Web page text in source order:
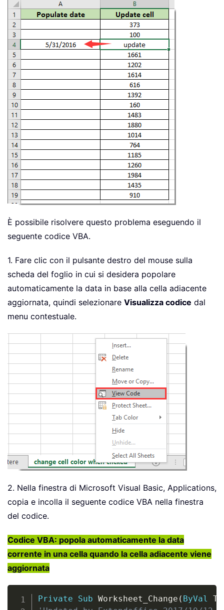
È possibile risolvere questo problema eseguendo il
seguente codice VBA.
1. Fare clic con il pulsante destro del mouse sulla
scheda del foglio in cui si desidera popolare
automaticamente la data in base alla cella adiacente
aggiornata, quindi selezionare Visualizza codice dal
menu contestuale.
2. Nella finestra di Microsoft Visual Basic, Applications,
copia e incolla il seguente codice VBA nella finestra
del codice.
Codice VBA: popola automaticamente la data
corrente in una cella quando la cella adiacente viene
aggiornata
Private Sub Worksheet_Change ( ByVal
Copy